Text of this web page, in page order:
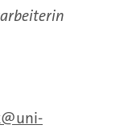
uni-